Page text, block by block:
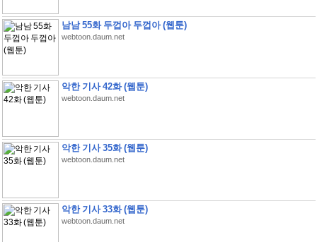
남남 55화 두껍아 두껍아 (웹툰)
webtoon.daum.net
악한 기사 42화 (웹툰)
webtoon.daum.net
악한 기사 35화 (웹툰)
webtoon.daum.net
악한 기사 33화 (웹툰)
webtoon.daum.net